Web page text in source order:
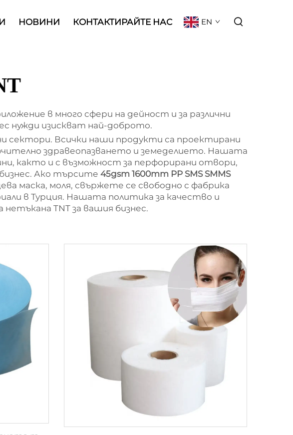
НОВИНИ КОНТАКТИРАЙТЕ НАС EN
в много сфери на дейност и за различни
нужди изискват най-доброто.
сектори. Всички наши продукти са проектирани
здравеопазването и земеделието. Нашата
както и с възможност за перфорирани отвори,
Ако търсите 45gsm 1600mm PP SMS SMMS
маска, моля, свържете се свободно с фабрика
в Турция. Нашата политика за качество и
TNT за вашия бизнес.